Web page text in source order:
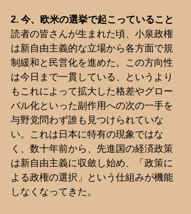
2. 今、欧米の選挙で起こっていること
読者の皆さんが生まれた頃、小泉政権
は新自由主義的な立場から各方面で規
制緩和と民営化を進めた。この方向性
は今日まで一貫している、というより
もこれによって拡大した格差やグロー
バル化といった副作用への次の一手を
与野党問わず誰も見つけられていな
い。これは日本に特有の現象ではな
く、数十年前から、先進国の経済政策
は新自由主義に収斂し始め、「政策に
よる政権の選択」という仕組みが機能
しなくなってきた。